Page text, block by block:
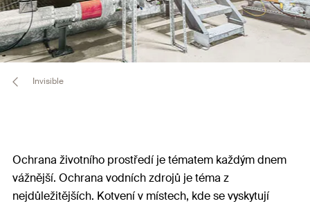
Invisible
Ochrana životního prostředí je tématem každým dnem
vážnější. Ochrana vodních zdrojů je téma z
nejdůležitějších. Kotvení v místech, kde se vyskytují